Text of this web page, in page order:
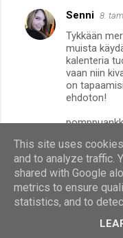
Senni 8.
Tykkään
muista
kalenteria
vaan niin
on
ehdoton!
VASTAA
rebis 8.
Kalenteria
päivässä ja
Ilman sitä
This site uses
and to analyze traffic.
shared with Google
metrics to ensure
statistics, and to